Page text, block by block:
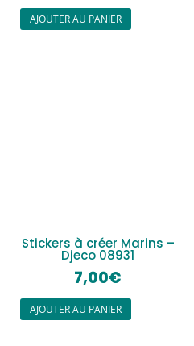
AJOUTER AU PANIER
Stickers à créer Marins –
Djeco 08931
7,00€
AJOUTER AU PANIER